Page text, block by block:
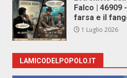
Falco | 46909
farsa e il
1 Luglio 2026
LAMICODELPOPOLO.IT